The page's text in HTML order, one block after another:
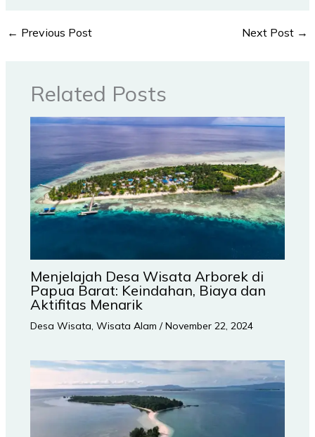
← Previous Post Next Post →
Related Posts
Menjelajah Desa Wisata Arborek di
Papua Barat: Keindahan, Biaya dan
Aktifitas Menarik
Desa Wisata, Wisata Alam /November 22, 2024